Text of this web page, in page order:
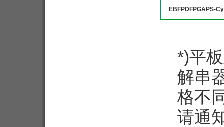
EBFPDFPGAPS-
*)平
解串
格不
请通